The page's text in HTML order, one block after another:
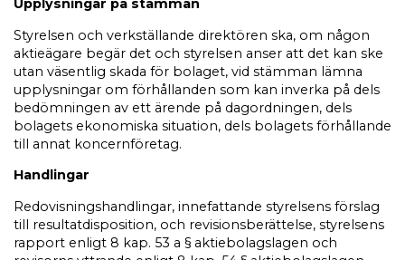
Upplysningar på stämman
Styrelsen och verkställande direktören ska, om någon
aktieägare begär det och styrelsen anser att det kan ske
utan väsentlig skada för bolaget, vid stämman lämna
upplysningar om förhållanden som kan inverka på dels
bedömningen av ett ärende på dagordningen, dels
bolagets ekonomiska situation, dels bolagets förhållande
till annat koncernföretag.
Handlingar
Redovisningshandlingar, innefattande styrelsens förslag
till resultatdisposition, och revisionsberättelse, styrelsens
rapport enligt 8 kap. 53 a § aktiebolagslagen och